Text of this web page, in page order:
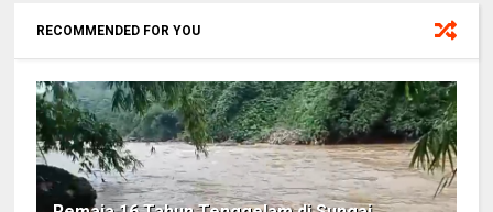
RECOMMENDED FOR YOU